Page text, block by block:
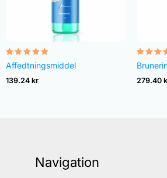
Vurderet
4.82
ud af 5
Affedtningsmiddel
139.24 kr
Vurderet
4.83
ud af 5
279.40
Navigation